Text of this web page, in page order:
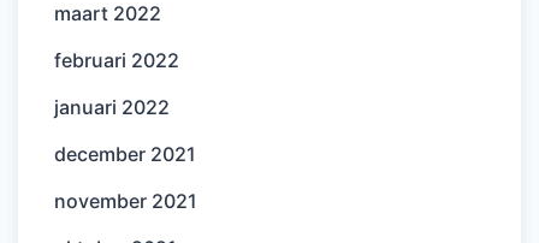
maart 2022
februari 2022
januari 2022
december 2021
november 2021